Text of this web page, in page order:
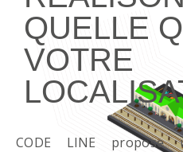
QUELLE
VOTRE
CODE LINE